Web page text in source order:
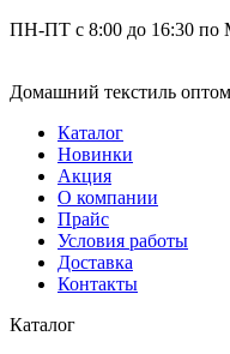
ПН-ПТ с 8:00 до 16:30 по
Домашний текстиль
Каталог
Новинки
Акция
О компании
Прайс
Условия работы
Доставка
Контакты
Каталог